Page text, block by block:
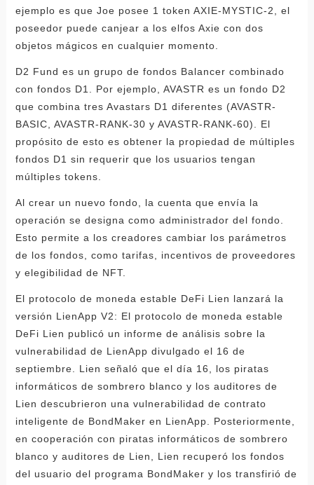
ejemplo es que Joe posee 1 token AXIE-MYSTIC-2, el
poseedor puede canjear a los elfos Axie con dos
objetos mágicos en cualquier momento.
D2 Fund es un grupo de fondos Balancer combinado
con fondos D1. Por ejemplo, AVASTR es un fondo D2
que combina tres Avastars D1 diferentes (AVASTR-
BASIC, AVASTR-RANK-30 y AVASTR-RANK-60). El
propósito de esto es obtener la propiedad de múltiples
fondos D1 sin requerir que los usuarios tengan
múltiples tokens.
Al crear un nuevo fondo, la cuenta que envía la
operación se designa como administrador del fondo.
Esto permite a los creadores cambiar los parámetros
de los fondos, como tarifas, incentivos de proveedores
y elegibilidad de NFT.
El protocolo de moneda estable DeFi Lien lanzará la
versión LienApp V2: El protocolo de moneda estable
DeFi Lien publicó un informe de análisis sobre la
vulnerabilidad de LienApp divulgado el 16 de
septiembre. Lien señaló que el día 16, los piratas
informáticos de sombrero blanco y los auditores de
Lien descubrieron una vulnerabilidad de contrato
inteligente de BondMaker en LienApp. Posteriormente,
en cooperación con piratas informáticos de sombrero
blanco y auditores de Lien, Lien recuperó los fondos
del usuario del programa BondMaker y los transfirió de